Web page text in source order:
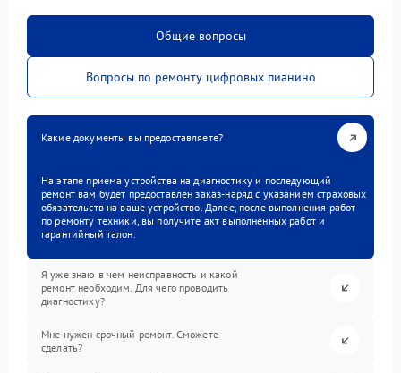
Общие вопросы
Вопросы по ремонту цифровых пианино
Какие документы вы предоставляете?
На этапе приема устройства на диагностику и последующий
ремонт вам будет предоставлен заказ-наряд с указанием страховых
обязательств на ваше устройство. Далее, после выполнения работ
по ремонту техники, вы получите акт выполненных работ и
гарантийный талон.
Я уже знаю в чем неисправность и какой
ремонт необходим. Для чего проводить
диагностику?
Мне нужен срочный ремонт. Сможете
сделать?